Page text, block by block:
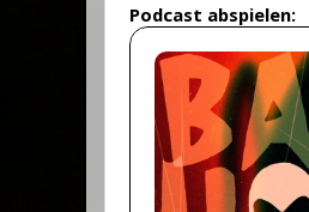
Podcast abspielen: